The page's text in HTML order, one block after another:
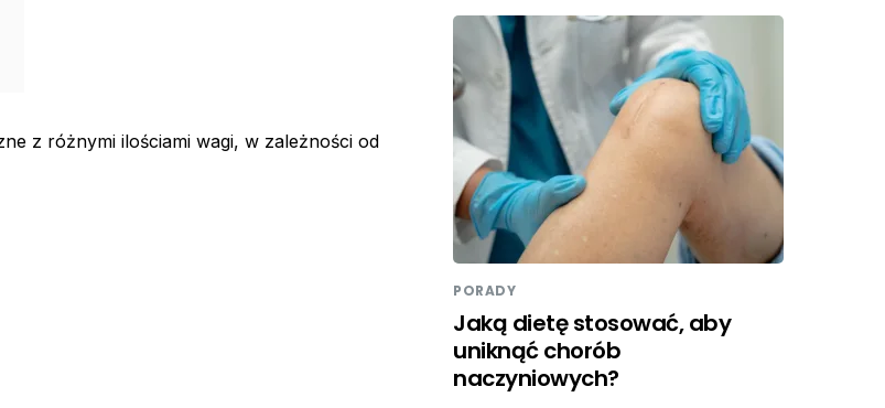
z różnymi ilościami wagi, w zależności od
PORADY
Jaką dietę stosować, aby
uniknąć chorób
naczyniowych?